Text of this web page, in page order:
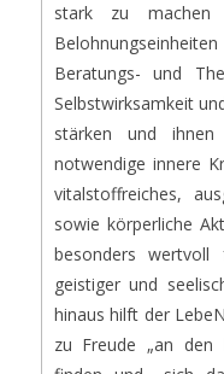
stark zu
Beratungs- und
Selbstwirksamkeit
stärken und
notwendige innere
vitalstoffreiches,
sowie körperliche
besonders wertvoll
geistiger und
hinaus hilft der
zu Freude „an den